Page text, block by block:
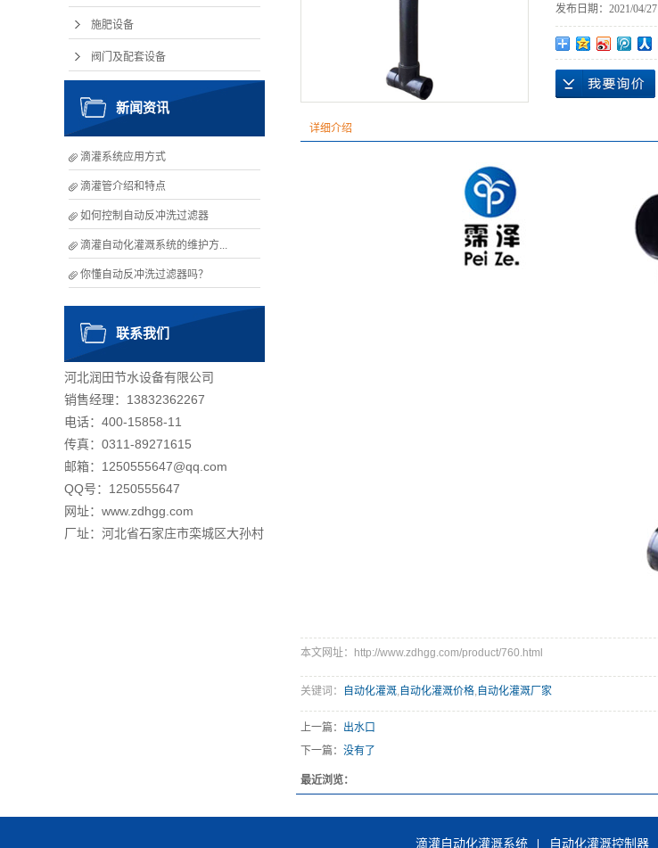
施肥设备
阀门及配套设备
新闻资讯
滴灌系统应用方式
滴灌管介绍和特点
如何控制自动反冲洗过滤器
滴灌自动化灌溉系统的维护方...
你懂自动反冲洗过滤器吗？
联系我们
河北润田节水设备有限公司
销售经理：13832362267
电话：400-15858-11
传真：0311-89271615
邮箱：1250555647@qq.com
QQ号：1250555647
网址： www.zdhgg.com
厂址：河北省石家庄市栾城区大孙村
发布日期： 2021/04/27
详细介绍
本文网址：http://www.zdhgg.com/product/760.html
关键词： 自动化灌溉,自动化灌溉价格,自动化灌溉厂家
上一篇： 出水口
下一篇： 没有了
最近浏览：
滴灌自动化灌溉系统 自动化灌溉控制器